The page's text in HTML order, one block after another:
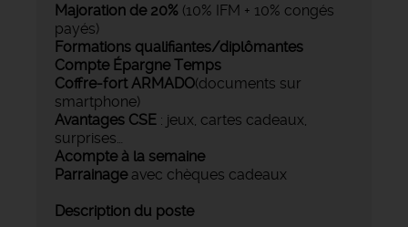
Majoration de 20% (10% IFM + 10% congés
payés)
Formations qualifiantes/diplômantes
Compte Épargne Temps
Coffre-fort ARMADO(documents sur
smartphone)
Avantages CSE : jeux, cartes cadeaux,
surprises…
Acompte à la semaine
Parrainageavec chèques cadeaux
Description du poste